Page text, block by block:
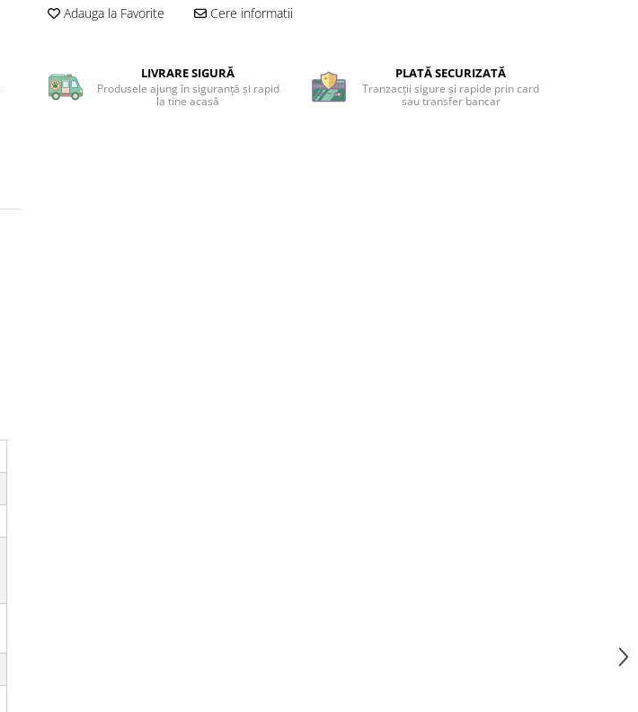
Adauga la Favorite Cere informatii
LIVRARE SIGURĂ
Produsele ajung în siguranță și rapid
la tine acasă
PLATĂ SECURIZATĂ
Tranzacții sigure și rapide prin card
sau transfer bancar